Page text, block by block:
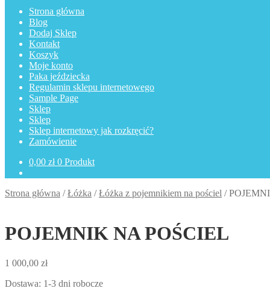
Strona główna
Blog
Dodaj Sklep
Kontakt
Koszyk
Moje konto
Paka jeździecka
Regulamin sklepu internetowego
Sample Page
Sklep
Sklep
Sklep internetowy jak rozkręcić?
Zamówienie
0,00 zł 0 Produkt
Strona główna /Łóżka /Łóżka z pojemnikiem na pościel /
POJEMNIK NA POŚCIEL
1 000,00 zł
Dostawa: 1-3 dni robocze